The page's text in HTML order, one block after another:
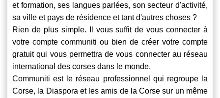
et formation, ses langues parlées, son secteur d'activité,
sa ville et pays de résidence et tant d'autres choses ?
Rien de plus simple. Il vous suffit de vous connecter à
votre compte communiti ou bien de créer votre compte
gratuit qui vous permettra de vous connecter au réseau
international des corses dans le monde.
Communiti est le réseau professionnel qui regroupe la
Corse, la Diaspora et les amis de la Corse sur un même